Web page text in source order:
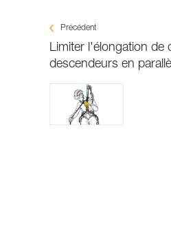
Précédent
Limiter l'élongation de
descendeurs en